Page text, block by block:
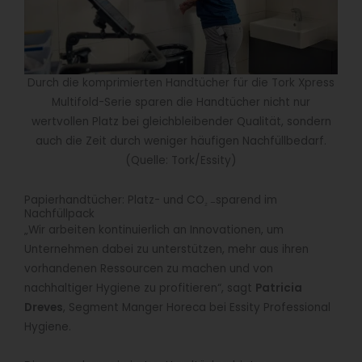
Durch die komprimierten Handtücher für die Tork Xpress
Multifold-Serie sparen die Handtücher nicht nur
wertvollen Platz bei gleichbleibender Qualität, sondern
auch die Zeit durch weniger häufigen Nachfüllbedarf.
(Quelle: Tork/Essity)
Papierhandtücher: Platz- und CO
sparend im
Nachfüllpack
„Wir arbeiten kontinuierlich an Innovationen, um
Unternehmen dabei zu unterstützen, mehr aus ihren
vorhandenen Ressourcen zu machen und von
nachhaltiger Hygiene zu profitieren“, sagt Patricia
Dreves, Segment Manger Horeca bei Essity Professional
Hygiene.